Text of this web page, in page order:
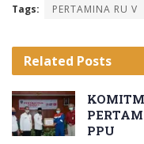
Tags: PERTAMINA RU V
Related Posts
PPU